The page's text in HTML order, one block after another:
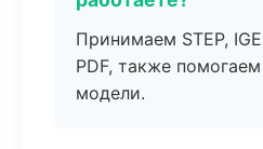
Принимаем STEP,
PDF, также
модели.